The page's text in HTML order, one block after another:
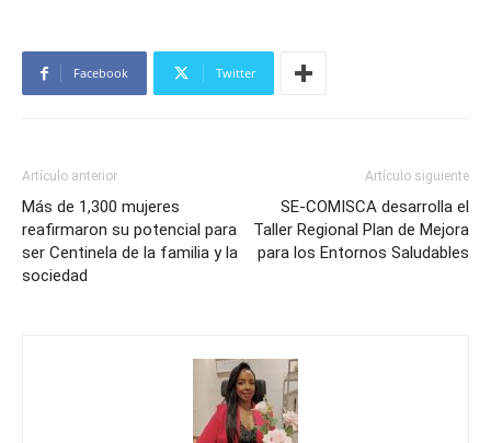
Facebook Twitter
Artículo anterior
Más de 1,300 mujeres
reafirmaron su potencial para
ser Centinela de la familia y la
sociedad
Artículo siguiente
SE-COMISCA desarrolla el
Taller Regional Plan de Mejora
para los Entornos Saludables